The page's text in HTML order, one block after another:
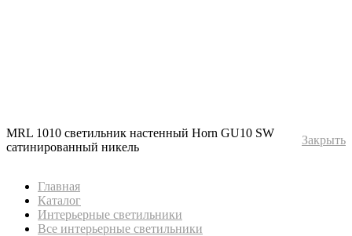
MRL 1010 светильник настенный Horn GU10 SW
сатинированный никель
Закрыть
Главная
Каталог
Интерьерные светильники
Все интерьерные светильники